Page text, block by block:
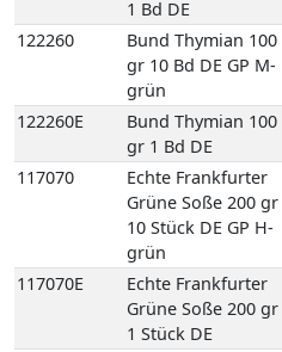
1 Bd DE
122260
Bund Thymian 100
gr 10 Bd DE GP M-
grün
122260E
Bund Thymian 100
gr 1 Bd DE
117070
Echte Frankfurter
Grüne Soße 200 gr
10 Stück DE GP H-
grün
117070E
Echte Frankfurter
Grüne Soße 200 gr
1 Stück DE